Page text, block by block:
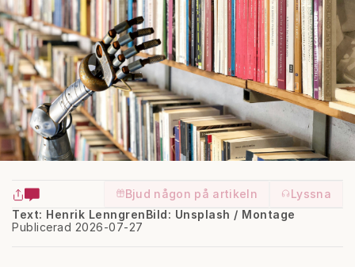
Bjud någon på artikeln
Lyssna
Text: Henrik Lenngren
Publicerad 2026-07-27
Bild: Unsplash / Montage